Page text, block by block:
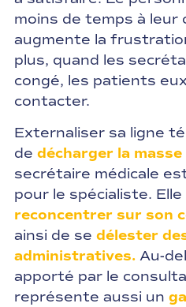
moins de temps à leur
augmente la
plus, quand les
congé, les patients
contacter.
Externaliser sa ligne
de décharger la
secrétaire médicale
pour le spécialiste.
reconcentrer sur son
ainsi de se délester
administratives. Au-
apporté par le
représente aussi un